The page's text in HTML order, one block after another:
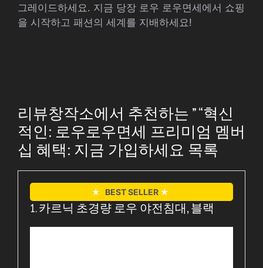
그레이드하세요. 지금 당장 로우 로우면세에서 쇼핑
을 시작하고 패션의 세계를 지배하세요!
리뷰창작소에서 추천하는 ” “혁신
적인: 로우로우면세 프리미엄 멤버
십 혜택: 지금 가입하세요 목록
★ BEST SELLER ★
1. 카르닉 초경량 로우 야전침대, 블랙